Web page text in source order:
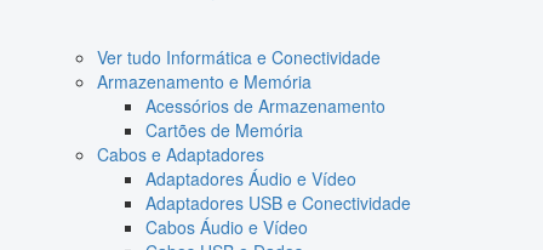
Ver tudo Informática e Conectividade
Armazenamento e Memória
Acessórios de Armazenamento
Cartões de Memória
Cabos e Adaptadores
Adaptadores Áudio e Vídeo
Adaptadores USB e Conectividade
Cabos Áudio e Vídeo